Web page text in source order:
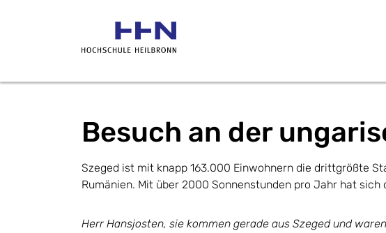
Besuch an der
Szeged ist mit knapp 163.000 Einwohnern die drittgrößte
Rumänien. Mit über 2000 Sonnenstunden pro Jahr hat
Herr Hansjosten, sie kommen gerade aus Szeged und